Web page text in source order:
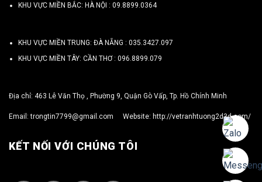
KHU VỰC MIỀN BẮC: HÀ NỘI : 09.8899.0364
KHU VỰC MIỀN TRUNG: ĐÀ NẴNG : 035.3427.097
KHU VỰC MIỀN TÂY: CẦN THƠ : 096.8899.079
Địa chỉ: 463 Lê Văn Thọ , Phường 9, Quận Gò Vấp, Tp. Hồ Chính Minh
Email:trongtin7799@gmail.com Website: http://vetranhtuong2d3d.com/
KẾT NỐI VỚI CHÚNG TÔI